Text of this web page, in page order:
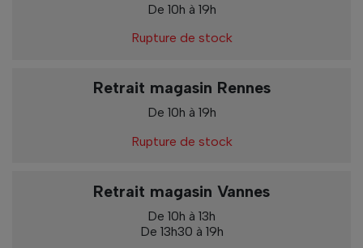
De 10h à 19h
Rupture de stock
Retrait magasin Rennes
De 10h à 19h
Rupture de stock
Retrait magasin Vannes
De 10h à 13h
De 13h30 à 19h